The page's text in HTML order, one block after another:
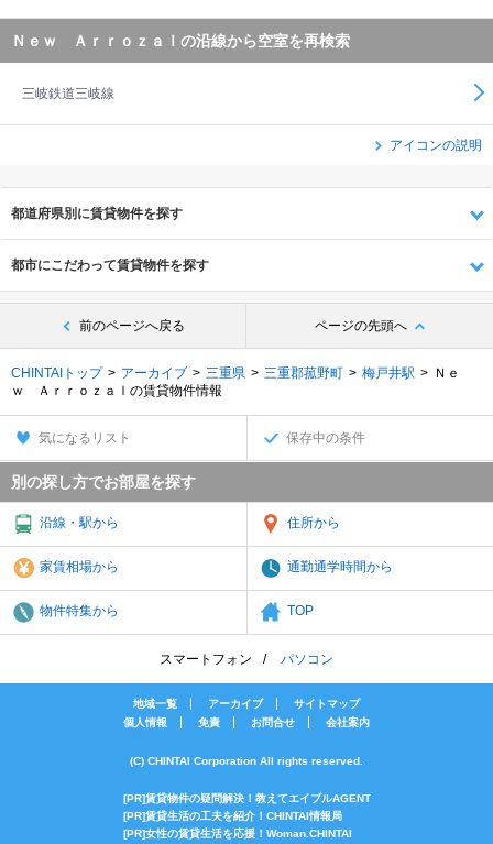
Ｎｅｗ Ａｒｒｏｚａｌの沿線から空室を再検索
三岐鉄道三岐線
アイコンの説明
都道府県別に賃貸物件を探す
都市にこだわって賃貸物件を探す
前のページへ戻る ページの先頭へ
CHINTAIトップ アーカイブ 三重県 三重郡菰野町 梅戸井駅
Ｎｅ
ｗ Ａｒｒｏｚａｌの賃貸物件情報
気になるリスト 保存中の条件
別の探し方でお部屋を探す
沿線・駅から 住所から
家賃相場から 通勤通学時間から
物件特集から TOP
スマートフォン パソコン
地域一覧 アーカイブ
サイトマップ
個人情報
免責 お問合せ 会社案内
(C) CHINTAI Corporation All rights reserved.
[PR]賃貸物件の疑問解決！教えてエイブルAGENT
[PR]賃貸生活の工夫を紹介！CHINTAI情報局
[PR]女性の賃貸生活を応援！Woman.CHINTAI